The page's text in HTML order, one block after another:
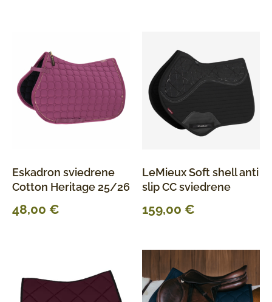
Eskadron sviedrene
Cotton Heritage 25/26
48,00 €
LeMieux Soft shell anti
slip CC sviedrene
159,00 €